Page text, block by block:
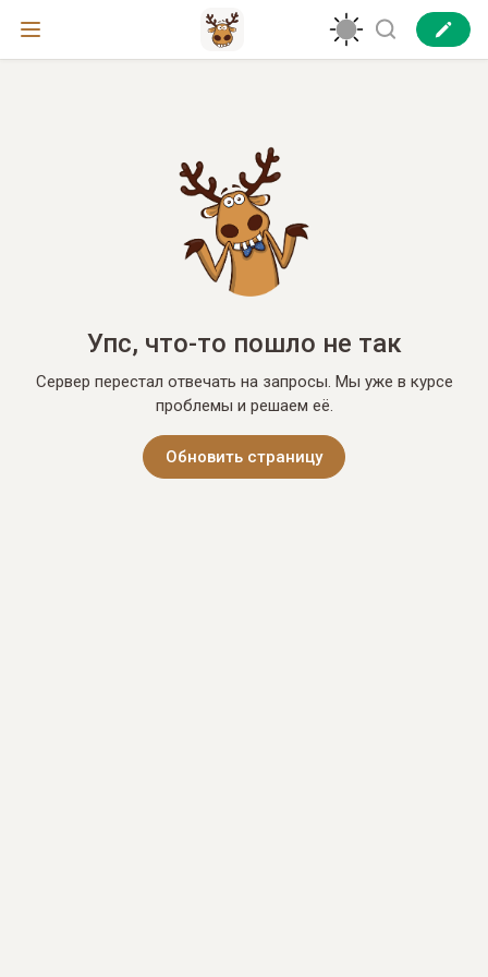
Упс, что-то пошло не так
Сервер перестал отвечать на запросы. Мы уже в курсе
проблемы и решаем её.
Обновить страницу